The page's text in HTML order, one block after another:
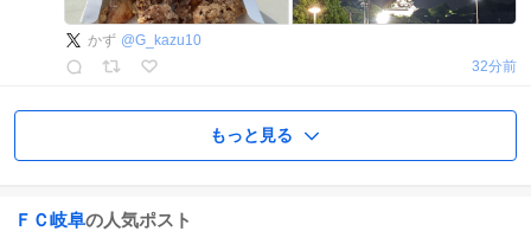
かず @G_kazu10
32分前
もっと見る
ＦＣ岐阜の人気ポスト